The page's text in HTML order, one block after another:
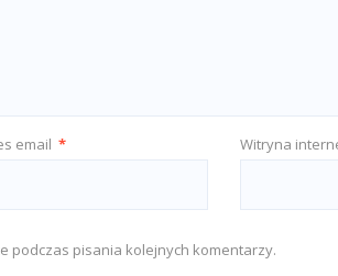
email * Witryna
podczas pisania kolejnych komentarzy.